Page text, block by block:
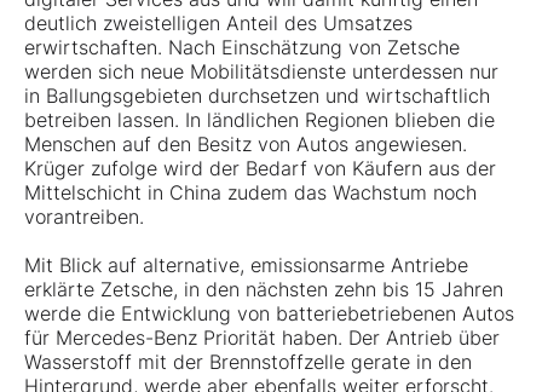
deutlich zweistelligen Anteil des Umsatzes
erwirtschaften. Nach Einschätzung von Zetsche
werden sich neue Mobilitätsdienste unterdessen nur
in Ballungsgebieten durchsetzen und wirtschaftlich
betreiben lassen. In ländlichen Regionen blieben die
Menschen auf den Besitz von Autos angewiesen.
Krüger zufolge wird der Bedarf von Käufern aus der
Mittelschicht in China zudem das Wachstum noch
vorantreiben.
Mit Blick auf alternative, emissionsarme Antriebe
erklärte Zetsche, in den nächsten zehn bis 15 Jahren
werde die Entwicklung von batteriebetriebenen Autos
für Mercedes-Benz Priorität haben. Der Antrieb über
Wasserstoff mit der Brennstoffzelle gerate in den
Hintergrund, werde aber ebenfalls weiter erforscht.